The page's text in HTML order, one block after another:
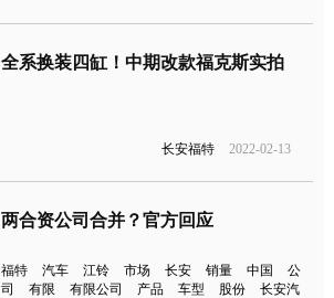
全系换装四缸！中期改款福克斯实拍
长安福特 2022-02-13
两合资公司合并？官方回应
福特 汽车 江铃 市场 长安 销量 中国
公
司
有限 有限公司 产品 车型 股份
长安汽